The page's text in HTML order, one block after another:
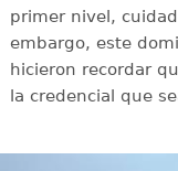
primer nivel,
embargo, este
hicieron recordar
la credencial que